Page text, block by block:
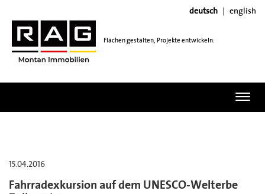
deutsch english
Flächen gestalten, Projekte entwickeln.
15.04.2016
Fahrradexkursion auf dem UNESCO-Welterbe